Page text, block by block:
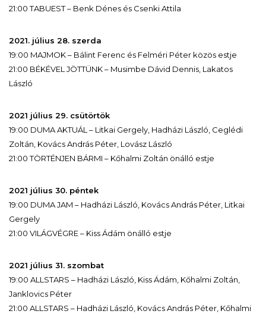
21:00 TABUEST – Benk Dénes és Csenki Attila
2021. július 28. szerda
19:00 MAJMOK – Bálint Ferenc és Felméri Péter közös estje
21:00 BÉKÉVEL JÖTTÜNK – Musimbe Dávid Dennis, Lakatos
László
2021 július 29. csütörtök
19:00 DUMA AKTUÁL – Litkai Gergely, Hadházi László, Ceglédi
Zoltán, Kovács András Péter, Lovász László
21:00 TÖRTÉNJEN BÁRMI – Kőhalmi Zoltán önálló estje
2021 július 30. péntek
19:00 DUMA JAM – Hadházi László, Kovács András Péter, Litkai
Gergely
21:00 VILÁGVÉGRE – Kiss Ádám önálló estje
2021 július 31. szombat
19:00 ALLSTARS – Hadházi László, Kiss Ádám, Kőhalmi Zoltán,
Janklovics Péter
21:00 ALLSTARS – Hadházi László, Kovács András Péter, Kőhalmi